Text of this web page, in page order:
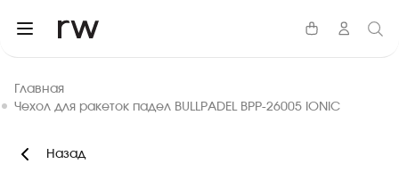
Главная
Чехол для ракеток падел BULLPADEL BPP-26005 IONIC
Назад